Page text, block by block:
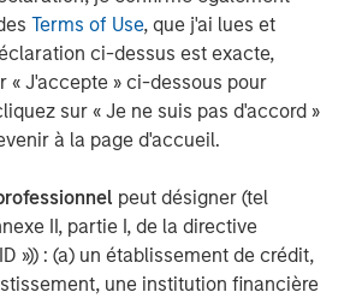
Terms of Use, que j'ai lues et
ci-dessus est exacte,
« J'accepte » ci-dessous pour
sur « Je ne suis pas d'accord »
à la page d'accueil.
peut désigner (tel
II, partie I, de la directive
»)) : (a) un établissement de crédit,
une institution financière
estate risks and opportunities is
macro policy uncertainty to a
defined by rising and more
risk. In 2025, unpredictable fiscal,
regulatory policies, particularly in
several sectors. As we move
impacts of these policies should
supporting more predictable
pockets of strengthening demand.